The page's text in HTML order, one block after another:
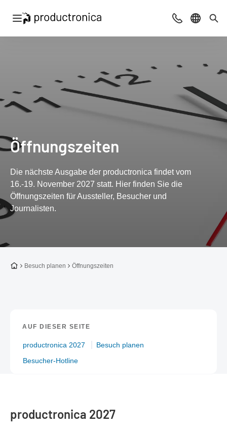
Navigation öffnen Beratung &
Sprache
Öffnungszeiten
Die nächste Ausgabe der productronica findet vom
16.-19. November 2027 statt. Hier finden Sie die
Öffnungszeiten für Aussteller, Besucher und
Journalisten.
Zur Startseite
Besuch planen Öffnungszeiten
AUF DIESER SEITE
productronica 2027
Besuch planen
Besucher-Hotline
productronica 2027